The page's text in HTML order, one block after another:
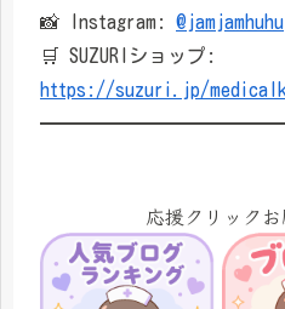
📸 Instagram: @jamjamhuhu
🛒 SUZURIショップ:
https://suzuri.jp/
応援クリックお